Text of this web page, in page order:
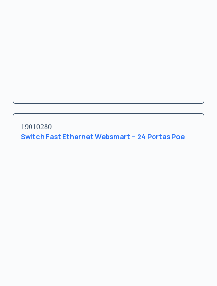
19010280
Switch Fast Ethernet Websmart – 24 Portas Poe